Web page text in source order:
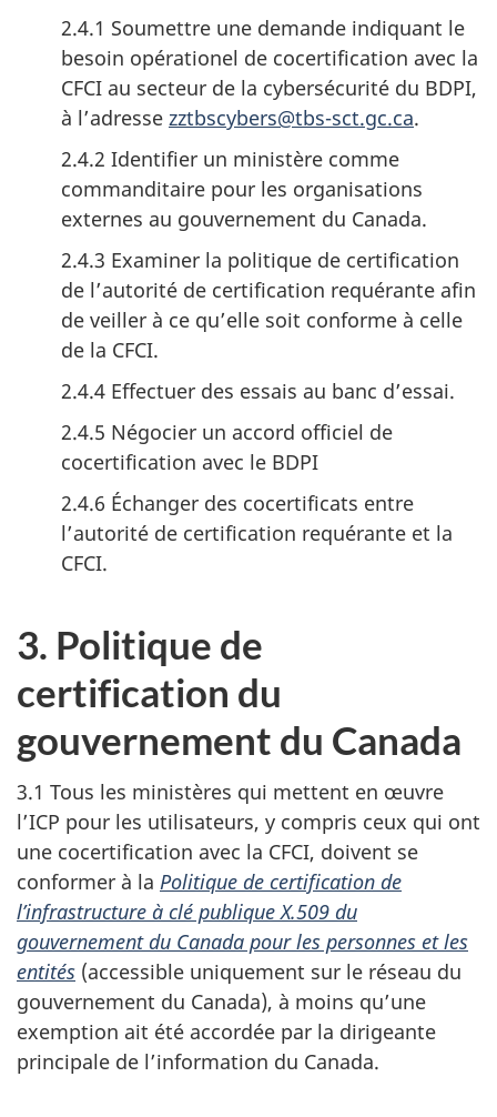
2.4.1 Soumettre une demande indiquant le
besoin opérationel de cocertification avec la
CFCI au secteur de la cybersécurité du BDPI,
à l’adresse zztbscybers@tbs-sct.gc.ca.
2.4.2 Identifier un ministère comme
commanditaire pour les organisations
externes au gouvernement du Canada.
2.4.3 Examiner la politique de certification
de l’autorité de certification requérante afin
de veiller à ce qu’elle soit conforme à celle
de la CFCI.
2.4.4 Effectuer des essais au banc d’essai.
2.4.5 Négocier un accord officiel de
cocertification avec le BDPI
2.4.6 Échanger des cocertificats entre
l’autorité de certification requérante et la
CFCI.
3. Politique de
certification du
gouvernement du Canada
3.1 Tous les ministères qui mettent en œuvre
l’ICP pour les utilisateurs, y compris ceux qui ont
une cocertification avec la CFCI, doivent se
conformer à la Politique de certification de
l’infrastructure à clé publique X.509 du
gouvernement du Canada pour les personnes et les
entités (accessible uniquement sur le réseau du
gouvernement du Canada), à moins qu’une
exemption ait été accordée par la dirigeante
principale de l’information du Canada.